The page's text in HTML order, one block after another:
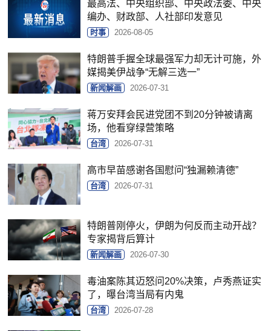
最高法、中央组织部、中央政法委、中央
编办、财政部、人社部印发意见
时事 2026-08-05
特朗普手握全球最强军力却无计可施，外
媒揭美伊战争“无解三选一”
新闻解画 2026-07-31
蒋万安拜会民进党团不到20分钟被请离
场，他看穿绿营策略
台湾 2026-07-31
高市早苗感谢各国慰问“独漏赖清德”
台湾 2026-07-31
特朗普刚停火，伊朗为何反而主动开战？
专家揭背后算计
新闻解画 2026-07-30
毒油案陈其迈怒问20%决策，卢秀燕证实
了，曝台湾当局有内鬼
台湾 2026-07-28